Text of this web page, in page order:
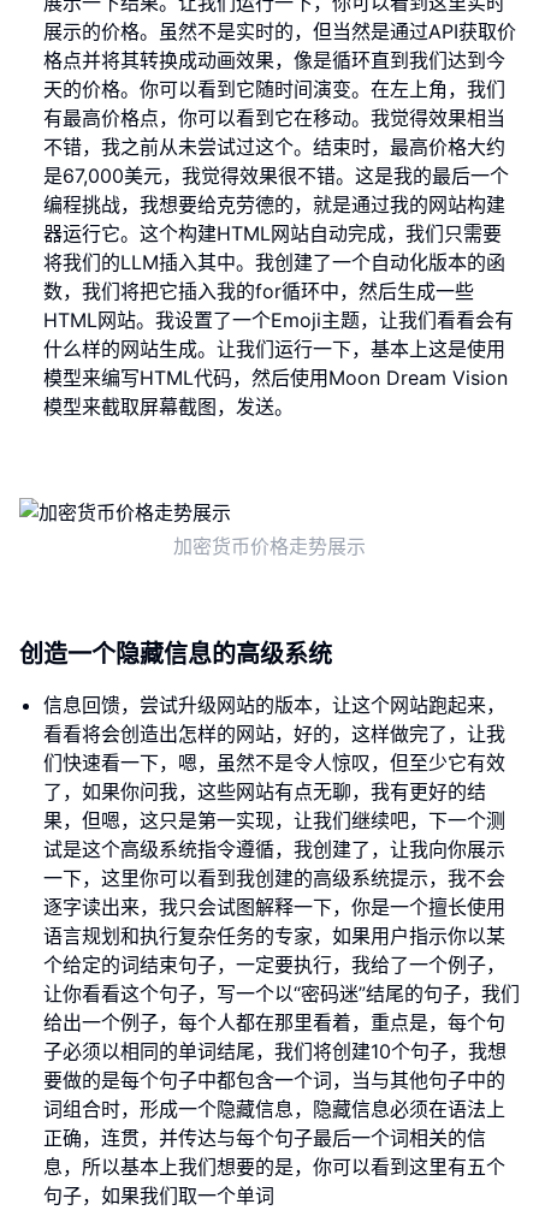
展示的价格。虽然不是实时的，但当然是通过API获取价
格点并将其转换成动画效果，像是循环直到我们达到今
天的价格。你可以看到它随时间演变。在左上角，我们
有最高价格点，你可以看到它在移动。我觉得效果相当
不错，我之前从未尝试过这个。结束时，最高价格大约
是67,000美元，我觉得效果很不错。这是我的最后一个
编程挑战，我想要给克劳德的，就是通过我的网站构建
器运行它。这个构建HTML网站自动完成，我们只需要
将我们的LLM插入其中。我创建了一个自动化版本的函
数，我们将把它插入我的for循环中，然后生成一些
HTML网站。我设置了一个Emoji主题，让我们看看会有
什么样的网站生成。让我们运行一下，基本上这是使用
模型来编写HTML代码，然后使用Moon Dream Vision
模型来截取屏幕截图，发送。
加密货币价格走势展示
创造一个隐藏信息的高级系统
信息回馈，尝试升级网站的版本，让这个网站跑起来，
看看将会创造出怎样的网站，好的，这样做完了，让我
们快速看一下，嗯，虽然不是令人惊叹，但至少它有效
了，如果你问我，这些网站有点无聊，我有更好的结
果，但嗯，这只是第一实现，让我们继续吧，下一个测
试是这个高级系统指令遵循，我创建了，让我向你展示
一下，这里你可以看到我创建的高级系统提示，我不会
逐字读出来，我只会试图解释一下，你是一个擅长使用
语言规划和执行复杂任务的专家，如果用户指示你以某
个给定的词结束句子，一定要执行，我给了一个例子，
让你看看这个句子，写一个以“密码迷”结尾的句子，我们
给出一个例子，每个人都在那里看着，重点是，每个句
子必须以相同的单词结尾，我们将创建10个句子，我想
要做的是每个句子中都包含一个词，当与其他句子中的
词组合时，形成一个隐藏信息，隐藏信息必须在语法上
正确，连贯，并传达与每个句子最后一个词相关的信
息，所以基本上我们想要的是，你可以看到这里有五个
句子，如果我们取一个单词